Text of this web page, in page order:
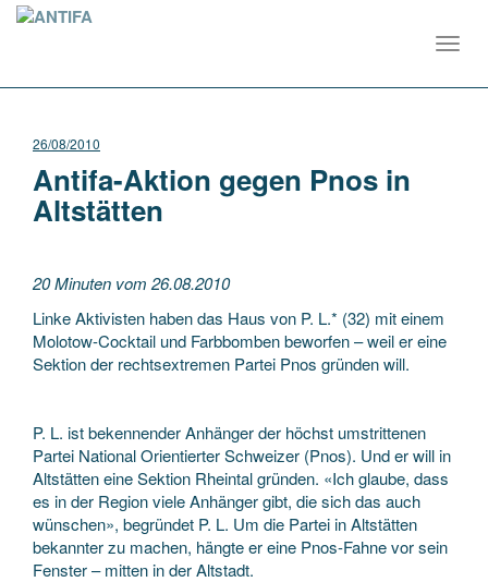
26/08/2010
Antifa-Aktion gegen Pnos in
Altstätten
20 Minuten vom 26.08.2010
Linke Aktivisten haben das Haus von P. L.* (32) mit einem
Molotow-Cocktail und Farbbomben beworfen – weil er eine
Sektion der rechtsextremen Partei Pnos gründen will.
P. L. ist bekennender Anhänger der höchst umstrittenen
Partei National Orientierter Schweizer (Pnos). Und er will in
Altstätten eine Sektion Rheintal gründen. «Ich glaube, dass
es in der Region viele Anhänger gibt, die sich das auch
wünschen», begründet P. L. Um die Partei in Altstätten
bekannter zu machen, hängte er eine Pnos-Fahne vor sein
Fenster – mitten in der Altstadt.